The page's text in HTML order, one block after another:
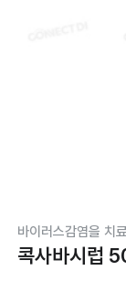
바이러스감염을 치
콕사바시럽